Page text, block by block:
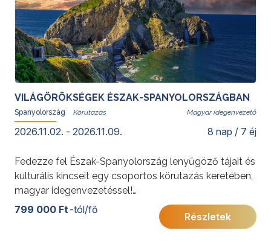
VILÁGÖRÖKSÉGEK ÉSZAK-SPANYOLORSZÁGBAN
Spanyolország Magyar idegenvezető
2026.11.02. - 2026.11.09. 8 nap / 7 éj
Fedezze fel Észak-Spanyolország lenyűgöző tájait és
kulturális kincseit egy csoportos körutazás keretében,
magyar idegenvezetéssel!
További érdekességekért Spanyolországról kattintson
799 000 Ft -tól/fő
Részletek